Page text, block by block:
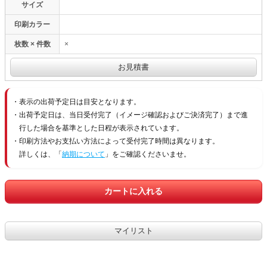
サイズ
印刷カラー
枚数 × 件数 ×
表示の出荷予定日は目安となります。
出荷予定日は、当日受付完了（イメージ確認およびご決済完了）まで進
行した場合を基準とした日程が表示されています。
印刷方法やお支払い方法によって受付完了時間は異なります。
詳しくは、「 納期について 」をご確認くださいませ。